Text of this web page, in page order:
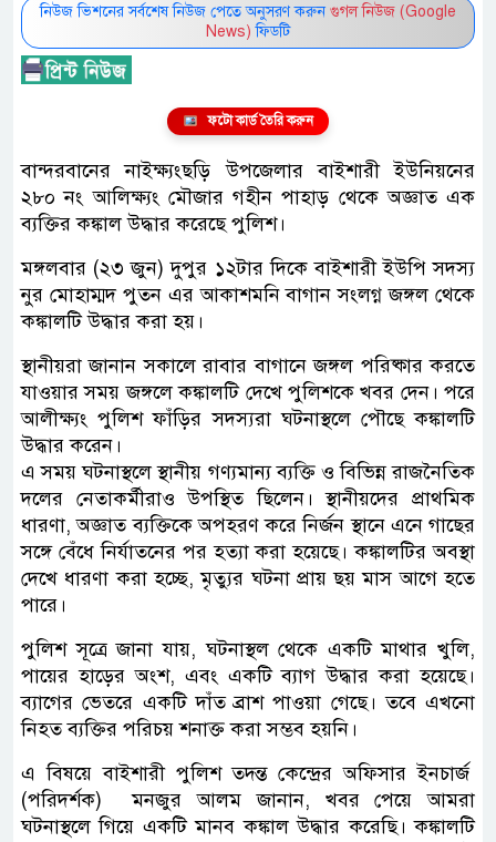
নিউজ ভিশনের সর্বশেষ নিউজ পেতে অনুসরণ করুন গুগল নিউজ (Google
News) ফিডটি
ফটো কার্ড তৈরি করুন
বান্দরবানের নাইক্ষ্যংছড়ি উপজেলার বাইশারী ইউনিয়নের
২৮০ নং আলিক্ষ্যং মৌজার গহীন পাহাড় থেকে অজ্ঞাত এক
ব্যক্তির কঙ্কাল উদ্ধার করেছে পুলিশ।
মঙ্গলবার (২৩ জুন) দুপুর ১২টার দিকে বাইশারী ইউপি সদস্য
নুর মোহাম্মদ পুতন এর আকাশমনি বাগান সংলগ্ন জঙ্গল থেকে
কঙ্কালটি উদ্ধার করা হয়।
স্থানীয়রা জানান সকালে রাবার বাগানে জঙ্গল পরিষ্কার করতে
যাওয়ার সময় জঙ্গলে কঙ্কালটি দেখে পুলিশকে খবর দেন। পরে
আলীক্ষ্যং পুলিশ ফাঁড়ির সদস্যরা ঘটনাস্থলে পৌছে কঙ্কালটি
উদ্ধার করেন।
এ সময় ঘটনাস্থলে স্থানীয় গণ্যমান্য ব্যক্তি ও বিভিন্ন রাজনৈতিক
দলের নেতাকর্মীরাও উপস্থিত ছিলেন। স্থানীয়দের প্রাথমিক
ধারণা, অজ্ঞাত ব্যক্তিকে অপহরণ করে নির্জন স্থানে এনে গাছের
সঙ্গে বেঁধে নির্যাতনের পর হত্যা করা হয়েছে। কঙ্কালটির অবস্থা
দেখে ধারণা করা হচ্ছে, মৃত্যুর ঘটনা প্রায় ছয় মাস আগে হতে
পারে।
পুলিশ সূত্রে জানা যায়, ঘটনাস্থল থেকে একটি মাথার খুলি,
পায়ের হাড়ের অংশ, এবং একটি ব্যাগ উদ্ধার করা হয়েছে।
ব্যাগের ভেতরে একটি দাঁত ব্রাশ পাওয়া গেছে। তবে এখনো
নিহত ব্যক্তির পরিচয় শনাক্ত করা সম্ভব হয়নি।
এ বিষয়ে বাইশারী পুলিশ তদন্ত কেন্দ্রের অফিসার ইনচার্জ
(পরিদর্শক) মনজুর আলম জানান, খবর পেয়ে আমরা
ঘটনাস্থলে গিয়ে একটি মানব কঙ্কাল উদ্ধার করেছি। কঙ্কালটি